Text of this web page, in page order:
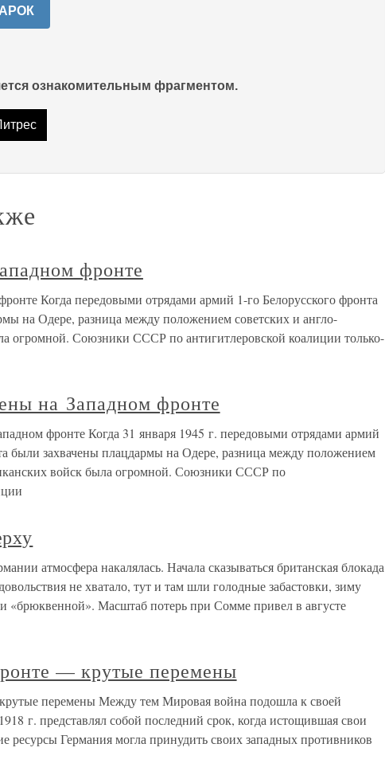
ознакомительным фрагментом.
фронте
Когда передовыми отрядами армий 1-го Белорусского фронта
на Одере, разница между положением советских и англо-
огромной. Союзники СССР по антигитлеровской коалиции только-
на Западном фронте
фронте Когда 31 января 1945 г. передовыми отрядами армий
были захвачены плацдармы на Одере, разница между положением
войск была огромной. Союзники СССР по
атмосфера накалялась. Начала сказываться британская блокада
не хватало, тут и там шли голодные забастовки, зиму
«брюквенной». Масштаб потерь при Сомме привел в августе
— крутые перемены
перемены Между тем Мировая война подошла к своей
г. представлял собой последний срок, когда истощившая свои
ресурсы Германия могла принудить своих западных противников